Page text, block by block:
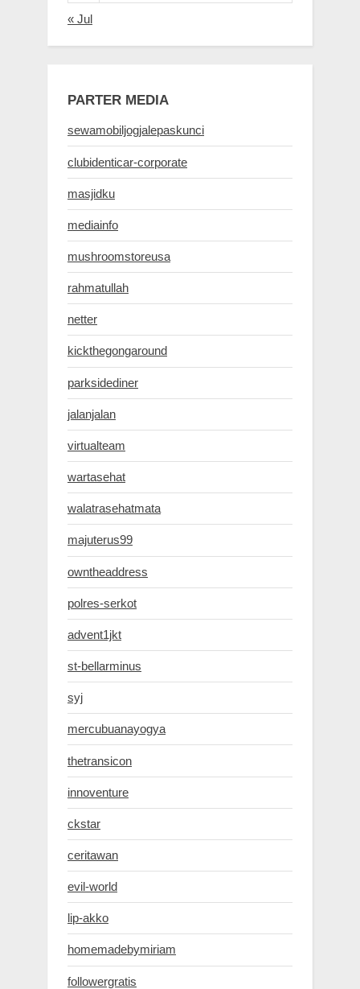
« Jul
PARTER MEDIA
sewamobiljogjalepaskunci
clubidenticar-corporate
masjidku
mediainfo
mushroomstoreusa
rahmatullah
netter
kickthegongaround
parksidediner
jalanjalan
virtualteam
wartasehat
walatrasehatmata
majuterus99
owntheaddress
polres-serkot
advent1jkt
st-bellarminus
syj
mercubuanayogya
thetransicon
innoventure
ckstar
ceritawan
evil-world
lip-akko
homemadebymiriam
followergratis